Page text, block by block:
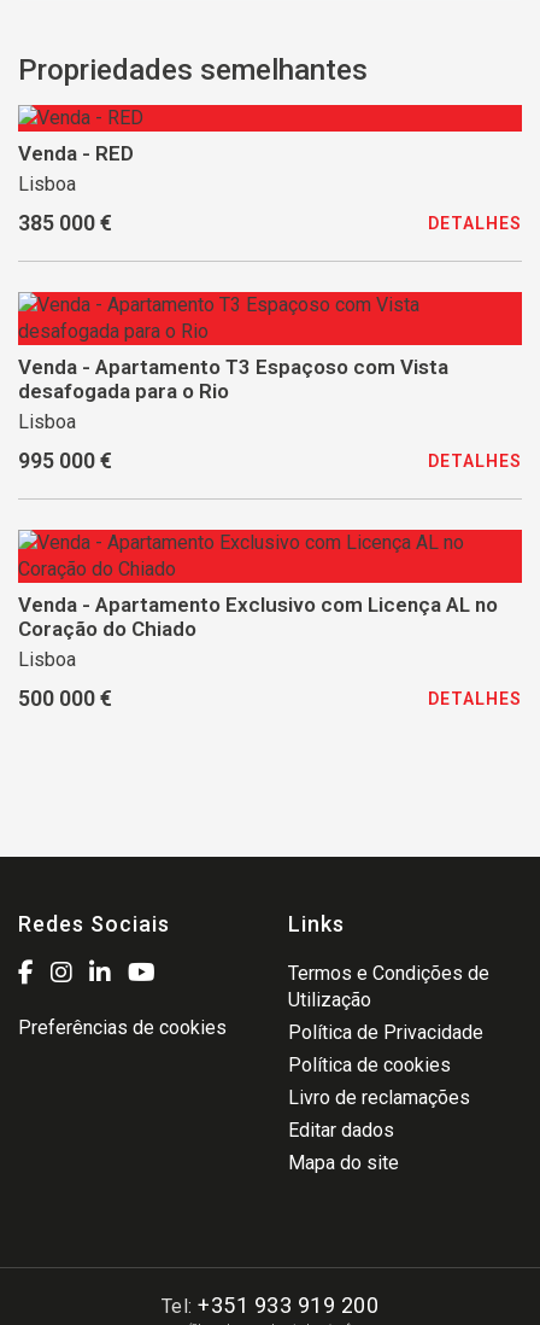
Propriedades semelhantes
Venda - RED
Lisboa
385 000 € DETALHES
Venda - Apartamento T3 Espaçoso com Vista
desafogada para o Rio
Lisboa
995 000 € DETALHES
Venda - Apartamento Exclusivo com Licença AL no
Coração do Chiado
Lisboa
500 000 € DETALHES
Redes Sociais
Preferências de cookies
Links
Termos e Condições de
Utilização
Política de Privacidade
Política de cookies
Livro de reclamações
Editar dados
Mapa do site
Tel:+351 933 919 200